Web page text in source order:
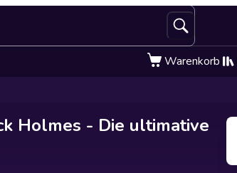
Warenkorb
Holmes - Die ultimative